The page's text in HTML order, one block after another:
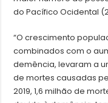
do Pacífico Ocidental
“O crescimento
combinados com o
demência, levaram a
de mortes causadas
2019, 1,6 milhão de